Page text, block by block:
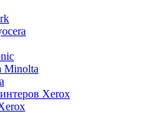
Minolta
Xerox